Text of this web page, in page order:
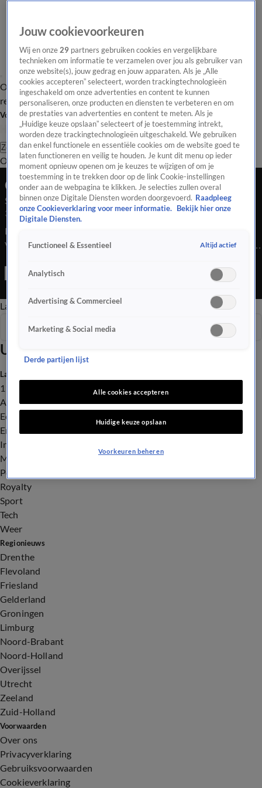
Overzicht Laatste nieuws Regionieuws Het beste van Hart
Tip de
redactie
Volg Hart van Nederland
Zoeken
OverzichtRegioUitzendingenWeerTip de redactiePanelVideo's
Ochtend Editie
Seizoen 2026, aflevering 463
30 jan, 09:00
Er zijn steeds meer details bekend over het coalitieakkoord.
Verder is er nieuws over Thuisbezorgd, veel klanten zijn boos
Harry Styles gaat van start.
Late EditieOchtend EditieVroege Editie
Uitzendingen
Seizoen 2026
Laatste nieuws
112
Advies & Tips
Economie
Entertainment
Infrastructuur
Milieu en Gezondheid
Politiek
Royalty
Sport
Tech
Weer
Regionieuws
Drenthe
Flevoland
Friesland
Gelderland
Groningen
Limburg
Noord-Brabant
Noord-Holland
Overijssel
Utrecht
Zeeland
Zuid-Holland
Voorwaarden
Over ons
Privacyverklaring
Gebruiksvoorwaarden
Cookieverklaring
Jouw cookievoorkeuren
Wij en onze29 partners gebruiken cookies en vergelijkbare
technieken om informatie te verzamelen over jou als gebruiker van
onze website(s), jouw gedrag en jouw apparaten. Als je „Alle
cookies accepteren” selecteert, worden trackingtechnologieën
ingeschakeld om onze advertenties en content te kunnen
personaliseren, onze producten en diensten te verbeteren en om
de prestaties van advertenties en content te meten. Als je
„Huidige keuze opslaan” selecteert of je toestemming intrekt,
worden deze trackingtechnologieën uitgeschakeld. We gebruiken
dan enkel functionele en essentiële cookies om de website goed te
laten functioneren en veilig te houden. Je kunt dit menu op ieder
moment opnieuw openen om je keuzes te wijzigen of om je
toestemming in te trekken door op de link Cookie-instellingen
onder aan de webpagina te klikken. Je selecties zullen overal
binnen onze Digitale Diensten worden doorgevoerd. Raadpleeg
onze Cookieverklaring voor meer informatie.
Bekijk hier onze
Digitale Diensten.
Functioneel & Essentieel Altijd actief
Analytisch
Advertising & Commercieel
Marketing & Social media
Derde partijen lijst
Alle cookies accepteren
Huidige keuze opslaan
Voorkeuren beheren